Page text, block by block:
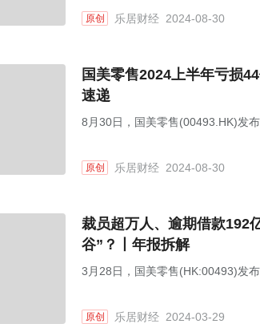
原创 乐居财经 2024-08-30
国美零售2024上半年亏损
速递
8月30日，国美零售(00493.HK)发
原创 乐居财经 2024-08-30
裁员超万人、逾期借款192
谷”？丨年报拆解
3月28日，国美零售(HK:00493)发布
原创 乐居财经 2024-03-29